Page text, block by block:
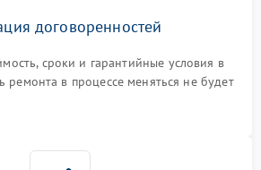
договоренностей
сроки и гарантийные условия в
ремонта в процессе меняться не будет